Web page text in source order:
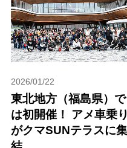
2026/01/22
東北地方（福島県）で
は初開催！ アメ車乗り
がクマSUNテラスに集